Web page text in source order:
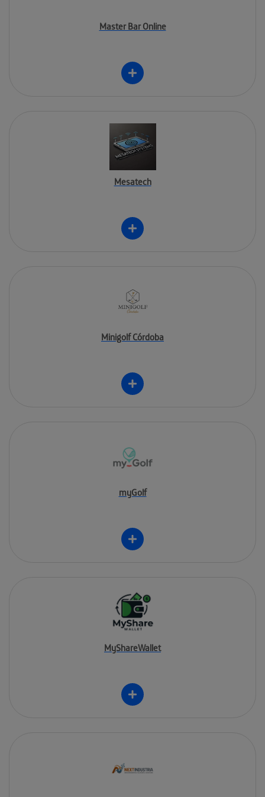
Master Bar Online
Mesatech
Minigolf Córdoba
myGolf
MyShareWallet